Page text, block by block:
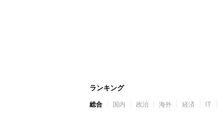
ランキング
総合 国内 政治 海外 経済 IT